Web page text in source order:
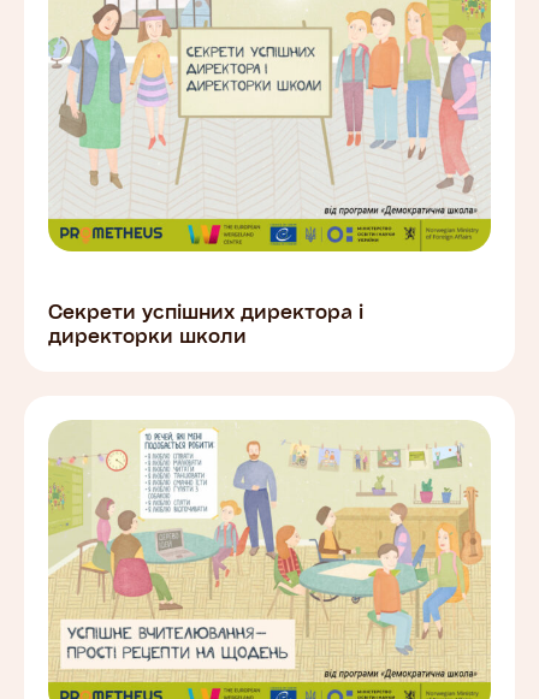
Секрети успішних директора і
директорки школи